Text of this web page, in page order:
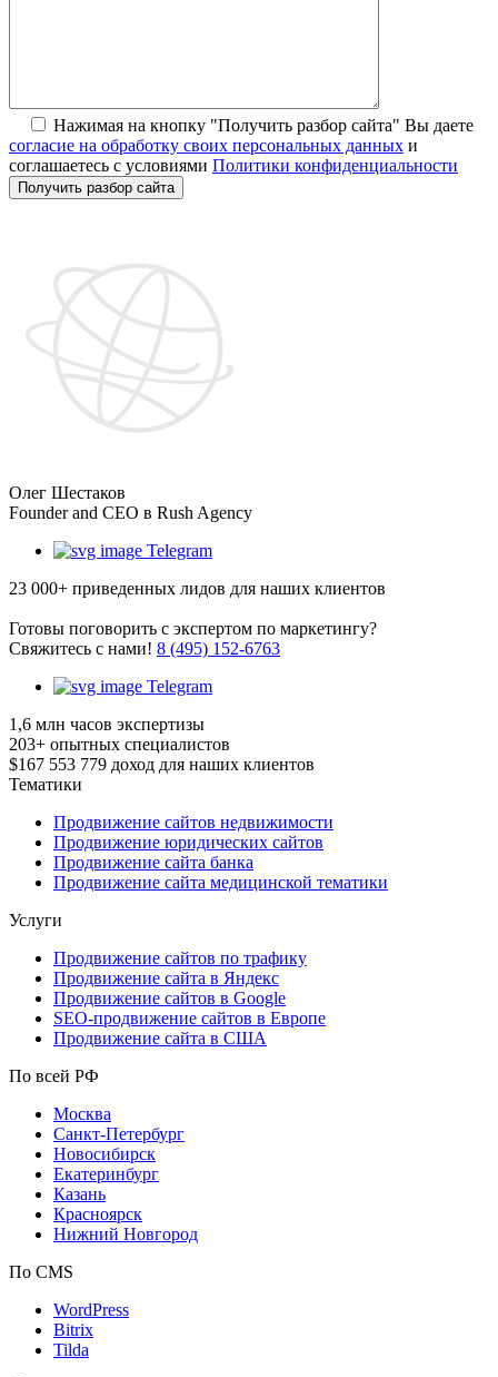
Нажимая на кнопку "Получить разбор сайта" Вы даете
согласие на обработку своих персональных данных и
соглашаетесь с условиями Политики конфиденциальности
Получить разбор сайта
Олег Шестаков
Founder and CEO в Rush Agency
Telegram
23 000+ приведенных лидов для наших клиентов
Готовы поговорить с экспертом по маркетингу?
Cвяжитесь с нами! 8 (495) 152-6763
Telegram
1,6 млн часов экспертизы
203+ опытных специалистов
$167 553 779 доход для наших клиентов
Тематики
Продвижение сайтов недвижимости
Продвижение юридических сайтов
Продвижение сайта банка
Продвижение сайта медицинской тематики
Услуги
Продвижение сайтов по трафику
Продвижение сайта в Яндекс
Продвижение сайтов в Google
SEO-продвижение сайтов в Европе
Продвижение сайта в США
По всей РФ
Москва
Санкт-Петербург
Новосибирск
Екатеринбург
Казань
Красноярск
Нижний Новгород
По CMS
WordPress
Bitrix
Tilda